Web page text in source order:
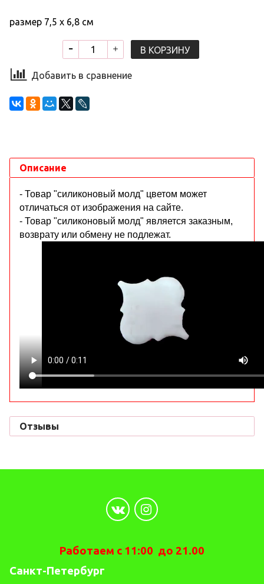
размер 7,5 х 6,8 см
В КОРЗИНУ
Добавить в сравнение
Описание
- Товар "силиконовый молд" цветом может
отличаться от изображения на сайте.
- Товар "силиконовый молд" является заказным,
возврату или обмену не подлежат.
Отзывы
Работаем с 11:00 до 21.00
Санкт-Петербург